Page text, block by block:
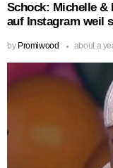
Schock: Michelle &
auf Instagram weil
by Promiwood about a